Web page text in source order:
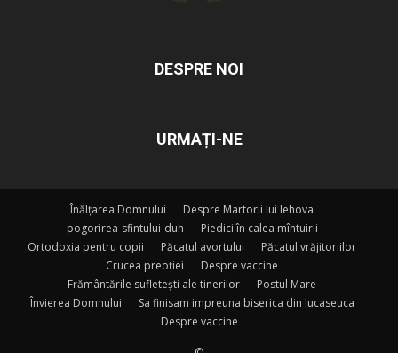
DESPRE NOI
URMAȚI-NE
Înălțarea Domnului
Despre Martorii lui Iehova
pogorirea-sfintului-duh
Piedici în calea mîntuirii
Ortodoxia pentru copii
Păcatul avortului
Păcatul vrăjitoriilor
Crucea preoției
Despre vaccine
Frământările sufletești ale tinerilor
Postul Mare
Învierea Domnului
Sa finisam impreuna biserica din lucaseuca
Despre vaccine